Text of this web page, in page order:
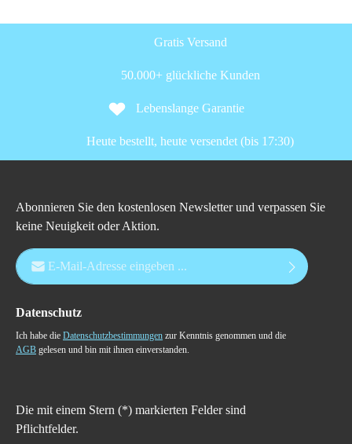
Gratis Versand
50.000+ glückliche Kunden
Lebenslange Garantie
Heute bestellt, heute versendet (bis 17:30)
Abonnieren Sie den kostenlosen Newsletter und verpassen Sie
keine Neuigkeit oder Aktion.
E-Mail-Adresse*
Datenschutz
Ich habe die Datenschutzbestimmungen zur Kenntnis genommen und die
AGB gelesen und bin mit ihnen einverstanden.
Die mit einem Stern (*) markierten Felder sind
Pflichtfelder.